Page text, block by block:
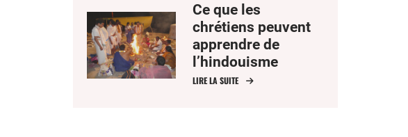
Ce que les
chrétiens peuvent
apprendre de
l’hindouisme
LIRE LA SUITE